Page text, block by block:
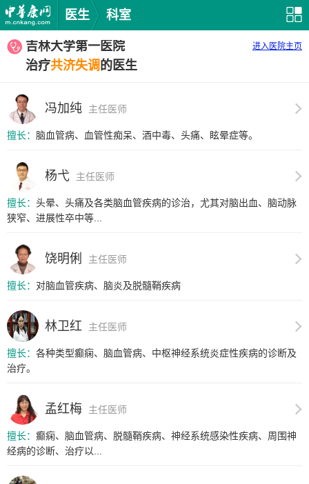
医生 科室
吉林大学第一医院 进入医院主页
治疗共济失调 的医生
冯加纯 主任医师
擅长： 脑血管病、血管性痴呆、酒中毒、头痛、眩晕症等。
杨弋 主任医师
擅长： 头晕、头痛及各类脑血管疾病的诊治，尤其对脑出血、脑动脉
狭窄、进展性卒中等...
饶明俐 主任医师
擅长： 对脑血管疾病、脑炎及脱髓鞘疾病
林卫红 主任医师
擅长： 各种类型癫痫、脑血管病、中枢神经系统炎症性疾病的诊断及
治疗。
孟红梅 主任医师
擅长： 癫痫、脑血管病、脱髓鞘疾病、神经系统感染性疾病、周围神
经病的诊断、治疗以...